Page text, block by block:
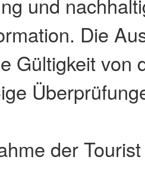
Die
Gültigkeit von
der